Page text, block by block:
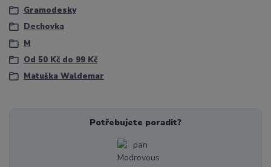
Gramodesky
Dechovka
M
Od 50 Kč do 99 Kč
Matuška Waldemar
Potřebujete poradit?